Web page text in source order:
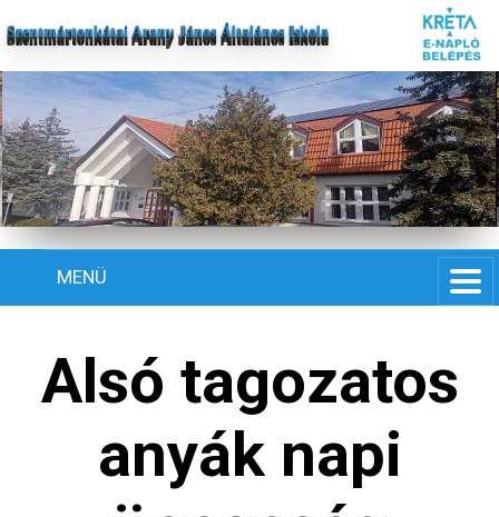
Szentmártonkátai Arany János Általános Iskola
MENÜ
Alsó tagozatos
anyák napi